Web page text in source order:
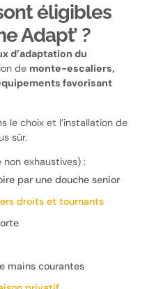
éligibles
Adapt’ ?
d’adaptation du
de monte-escaliers,
favorisant
le choix et l’installation de
sûr.
non exhaustives) :
par une douche senior
droits et tournants
mains courantes